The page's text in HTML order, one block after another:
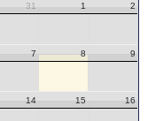
31 1 2
7 8 9
14 15 16